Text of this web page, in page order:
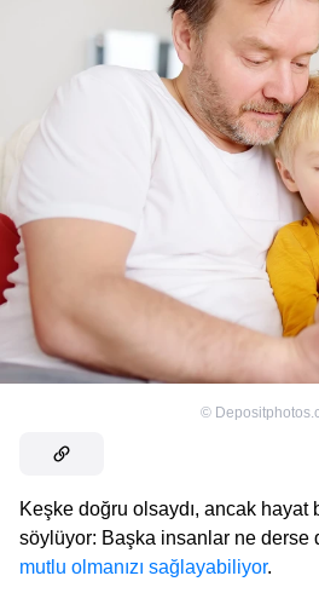
©
Keşke doğru olsaydı, ancak hayat
söylüyor: Başka insanlar ne derse
mutlu olmanızı sağlayabiliyor.